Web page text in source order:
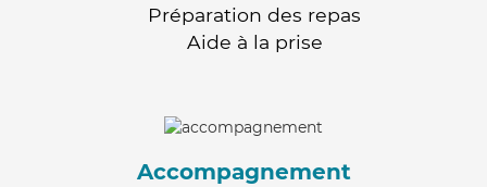
Préparation des repas
Aide à la prise
Accompagnement